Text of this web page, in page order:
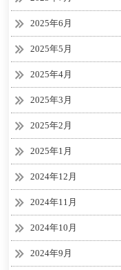
2025年6月
2025年5月
2025年4月
2025年3月
2025年2月
2025年1月
2024年12月
2024年11月
2024年10月
2024年9月